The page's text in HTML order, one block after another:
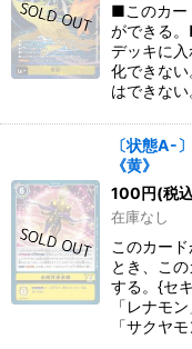
■このカー
ができる
デッキに
化できな
はできな
〔状態A-
《黄》
100 円(税
在庫なし
このカー
とき、こ
する。{セ
「レナモ
「サクヤ